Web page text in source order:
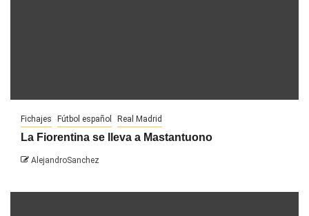
Fichajes Fútbol español Real Madrid
La Fiorentina se lleva a Mastantuono
AlejandroSanchez